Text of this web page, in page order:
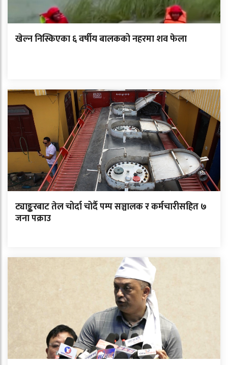
खेल्न निस्किएका ६ वर्षीय बालकको नहरमा शव फेला
ट्याङ्करबाट तेल चोर्दा चोर्दै पम्प सञ्चालक र कर्मचारीसहित ७
जना पक्राउ